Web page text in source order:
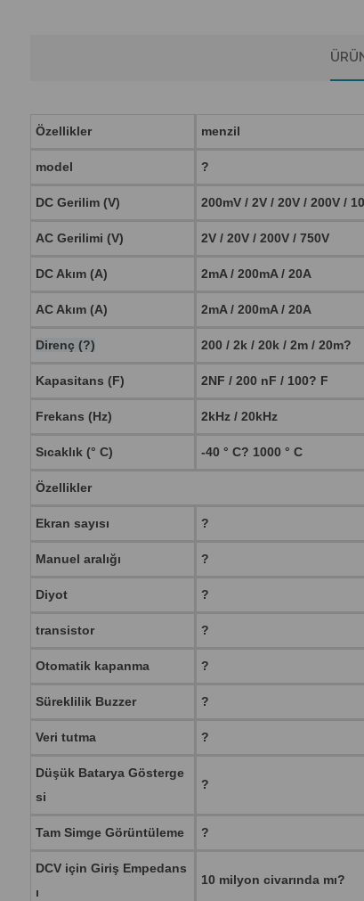
Özellikler menzil
model ?
DC Gerilim (V) 200mV / 2V / 20V / 200V /
AC Gerilimi (V) 2V / 20V / 200V / 750V
DC Akım (A) 2mA / 200mA / 20A
AC Akım (A) 2mA / 200mA / 20A
Direnç (?) 200 / 2k / 20k / 2m / 20m?
Kapasitans (F) 2NF / 200 nF / 100? F
Frekans (Hz) 2kHz / 20kHz
Sıcaklık (° C) -40 ° C? 1000 ° C
Özellikler
Ekran sayısı ?
Manuel aralığı ?
Diyot ?
transistor ?
Otomatik kapanma ?
Süreklilik Buzzer ?
Veri tutma ?
Düşük Batarya Gösterge
si
?
Tam Simge Görüntüleme ?
DCV için Giriş Empedans
ı
10 milyon civarında mı?